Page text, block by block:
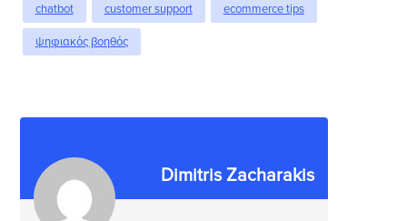
chatbot customer support ecommerce tips
ψηφιακός βοηθός
Dimitris Zacharakis